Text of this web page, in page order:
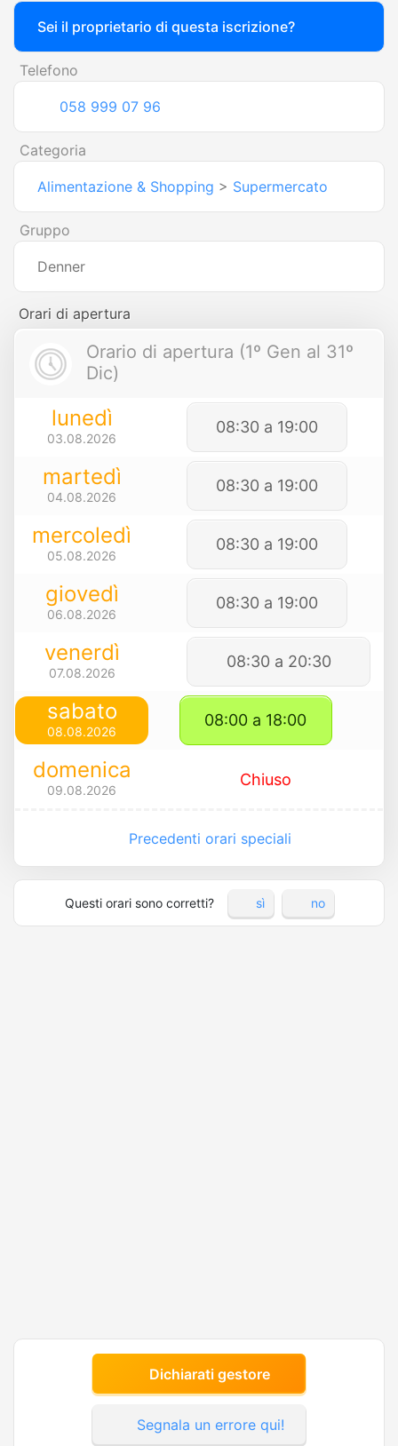
Sei il proprietario di questa iscrizione?
Telefono
058 999 07 96
Categoria
Alimentazione & Shopping > Supermercato
Gruppo
Denner
Orari di apertura
Orario di apertura (1º Gen al 31º
Dic)
lunedì
03.08.2026
08:30 a 19:00
martedì
04.08.2026
08:30 a 19:00
mercoledì
05.08.2026
08:30 a 19:00
giovedì
06.08.2026
08:30 a 19:00
venerdì
07.08.2026
08:30 a 20:30
sabato
08.08.2026
08:00 a 18:00
domenica
09.08.2026
Chiuso
Precedenti orari speciali
Questi orari sono corretti? sì no
Dichiarati gestore
Segnala un errore qui!